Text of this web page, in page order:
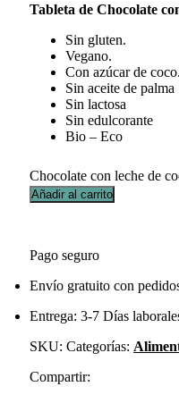
Tableta de Chocolate
Sin gluten.
Vegano.
Con azúcar de coco.
Sin aceite de palma
Sin lactosa
Sin edulcorante
Bio – Eco
Chocolate con leche de
Añadir al carrito
Pago seguro
Envío gratuito con
Entrega: 3-7 Días
SKU: Categorías:
Compartir: